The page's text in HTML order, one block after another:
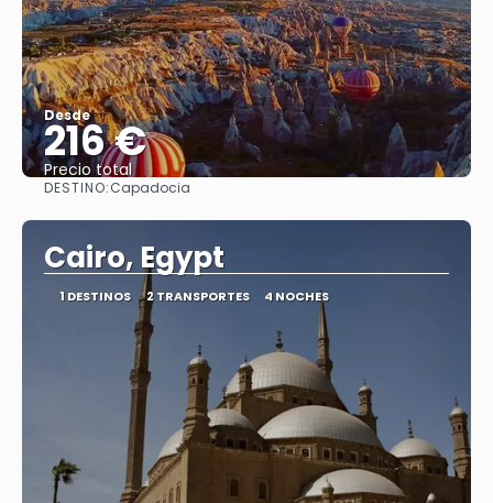
Desde
216 €
Precio total
DESTINO:Capadocia
Cairo, Egypt
1 DESTINOS 2 TRANSPORTES 4 NOCHES